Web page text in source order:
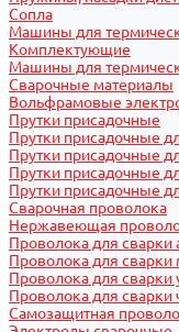
Сопла
Машины для
Комплектующие
Машины для
Сварочные материалы
Вольфрамовые
Прутки присадочные
Прутки присадочные
Прутки присадочные
Прутки присадочные
Прутки присадочные
Сварочная проволока
Нержавеющая
Проволока для
Проволока для сварки
Проволока для сварки
Проволока для сварки
Самозащитная